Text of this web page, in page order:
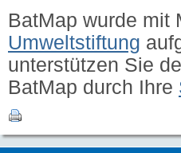
BatMap wurde mit
Umweltstiftung
unterstützen Sie
BatMap durch Ihre